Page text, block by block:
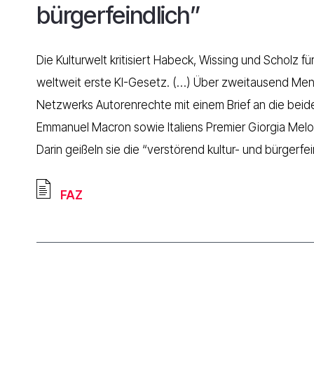
bürgerfeindlich”
Die Kulturwelt kritisiert Habeck, Wissing und Scholz
weltweit erste KI-Gesetz. (…) Über zweitausend
Netzwerks Autorenrechte mit einem Brief an die
Emmanuel Macron sowie Italiens Premier Giorgia
Darin geißeln sie die “verstörend kultur- und
FAZ